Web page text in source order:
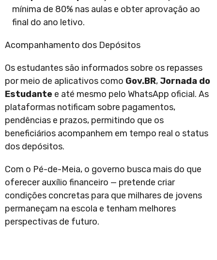
mínima de 80% nas aulas e obter aprovação ao
final do ano letivo.
Acompanhamento dos Depósitos
Os estudantes são informados sobre os repasses
por meio de aplicativos como Gov.BR, Jornada do
Estudante e até mesmo pelo WhatsApp oficial. As
plataformas notificam sobre pagamentos,
pendências e prazos, permitindo que os
beneficiários acompanhem em tempo real o status
dos depósitos.
Com o Pé-de-Meia, o governo busca mais do que
oferecer auxílio financeiro — pretende criar
condições concretas para que milhares de jovens
permaneçam na escola e tenham melhores
perspectivas de futuro.